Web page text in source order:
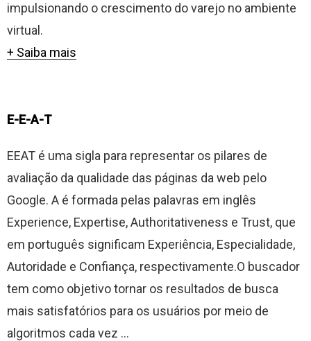
impulsionando o crescimento do varejo no ambiente
virtual.
+ Saiba mais
E-E-A-T
EEAT é uma sigla para representar os pilares de
avaliação da qualidade das páginas da web pelo
Google. A é formada pelas palavras em inglês
Experience, Expertise, Authoritativeness e Trust, que
em português significam Experiência, Especialidade,
Autoridade e Confiança, respectivamente.O buscador
tem como objetivo tornar os resultados de busca
mais satisfatórios para os usuários por meio de
algoritmos cada vez ...